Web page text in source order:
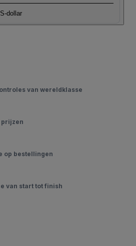
dollar
van wereldklasse
prijzen
op bestellingen
van start tot finish